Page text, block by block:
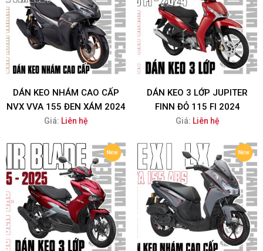
DÁN KEO NHÁM CAO CẤP
NVX VVA 155 ĐEN XÁM 2024
Giá: Liên hệ
DÁN KEO 3 LỚP JUPITER
FINN ĐỎ 115 FI 2024
Giá: Liên hệ